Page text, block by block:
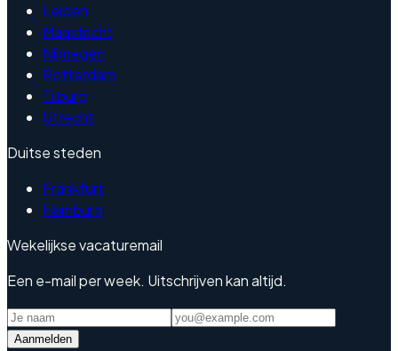
Leiden
Maastricht
Nijmegen
Rotterdam
Tilburg
Utrecht
Duitse steden
Frankfurt
Hamburg
Wekelijkse vacaturemail
Een e-mail per week. Uitschrijven kan altijd.
Aanmelden